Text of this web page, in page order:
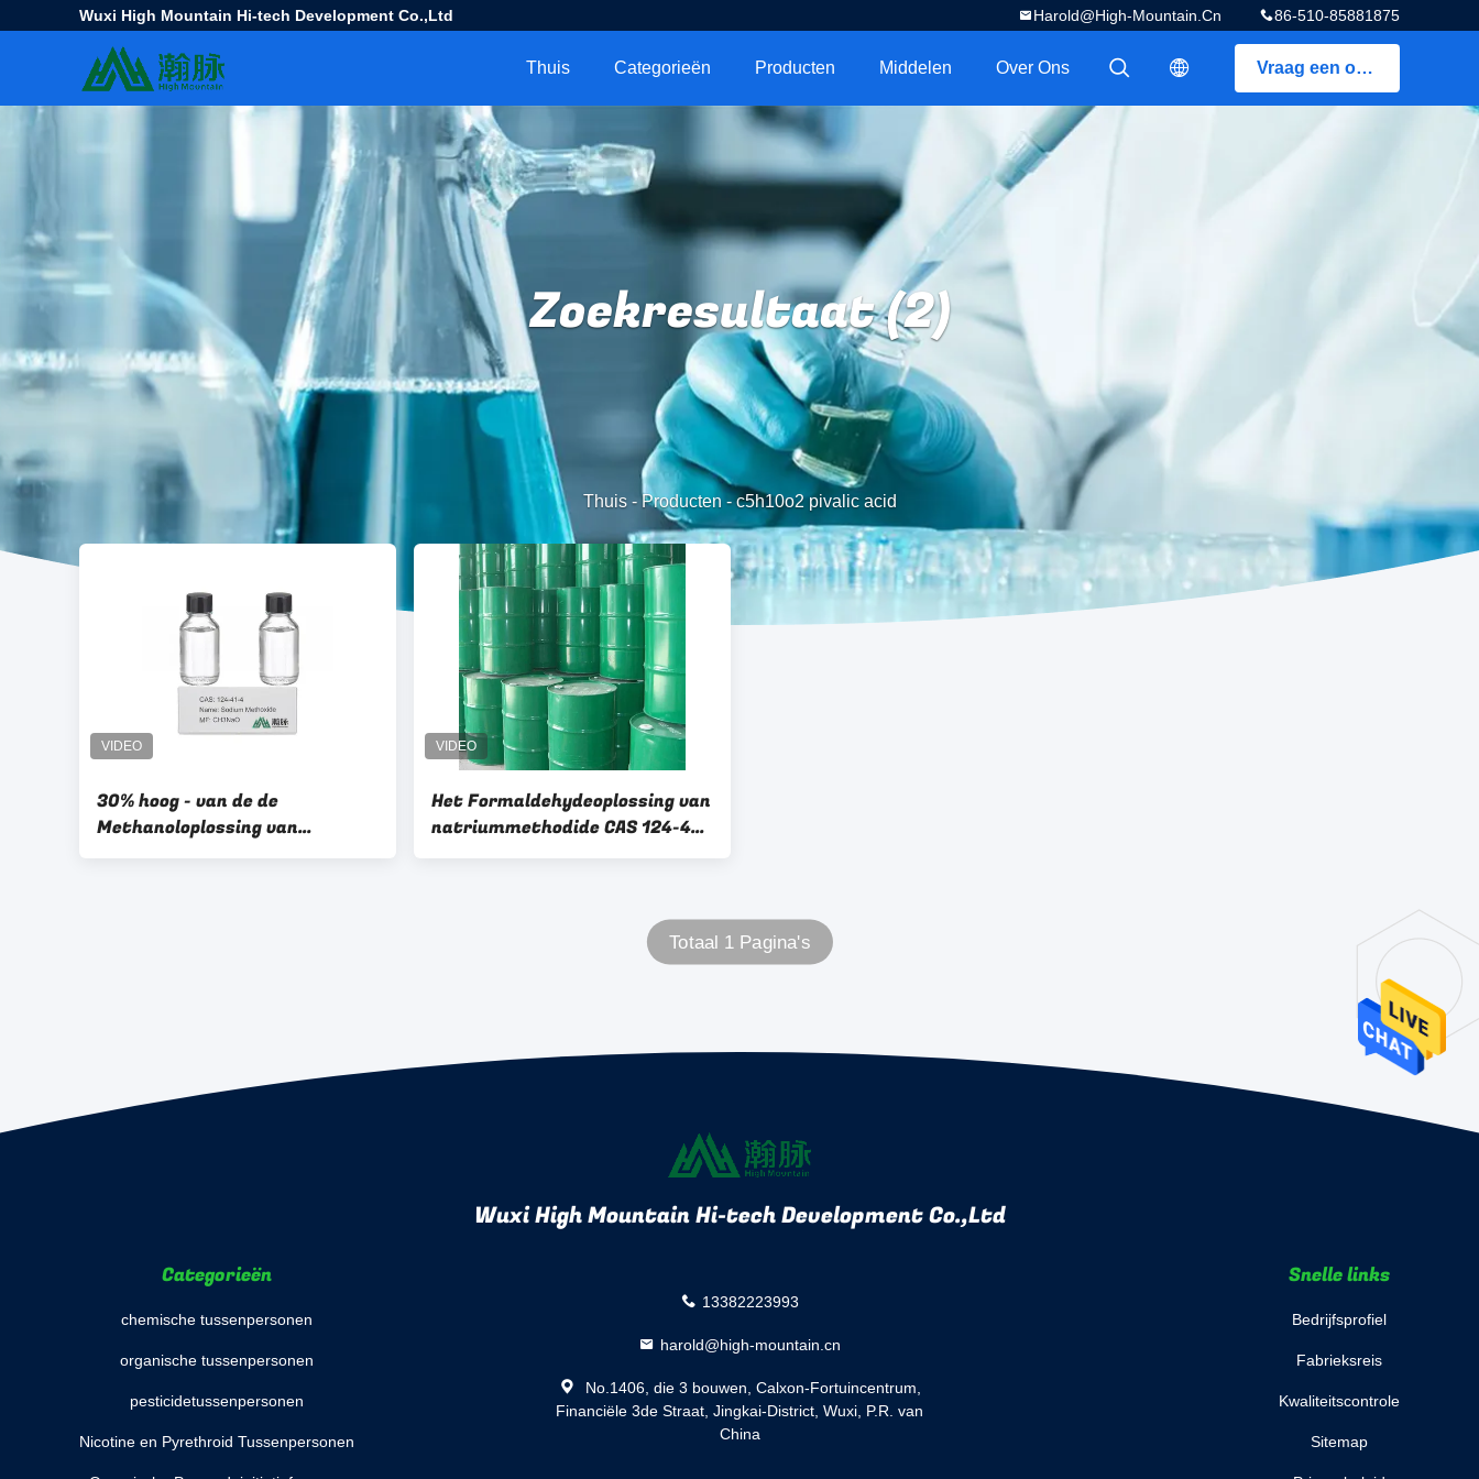
Wuxi High Mountain Hi-tech Development Co.,Ltd 86-510-85881875
Harold@high-Mountain.cn
Vraag een offerte aan
Thuis Categorieën Producten Middelen Over Ons
Zoekresultaat (2)
Thuis- Producten-c5h10o2 pivalic acid
30% hoog - van de de
Methanoloplossing van
Methoxide van het
Het Formaldehydeoplossing van
natriummethodide CAS 124-41-
4 CH3NaO 30% Methodysodium
Totaal 1 Pagina's
Wuxi High Mountain Hi-tech Development Co.,Ltd
Categorieën
chemische tussenpersonen
organische tussenpersonen
pesticidetussenpersonen
Nicotine en Pyrethroid Tussenpersonen
13382223993
harold@high-mountain.cn
No.1406, die 3 bouwen, Calxon-Fortuincentrum,
Financiële 3de Straat, Jingkai-District, Wuxi, P.R. van
China
Snelle links
Bedrijfsprofiel
Fabrieksreis
Kwaliteitscontrole
Sitemap